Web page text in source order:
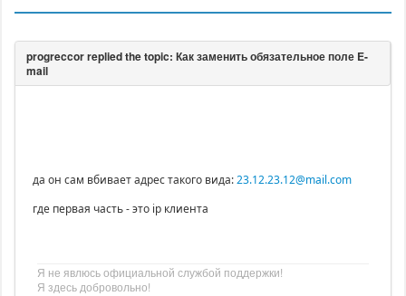
да он сам вбивает адрес такого вида:23.12.23.12@mail.com
где первая часть - это ip клиента
Я не явлюсь официальной службой поддержки!
Я здесь добровольно!